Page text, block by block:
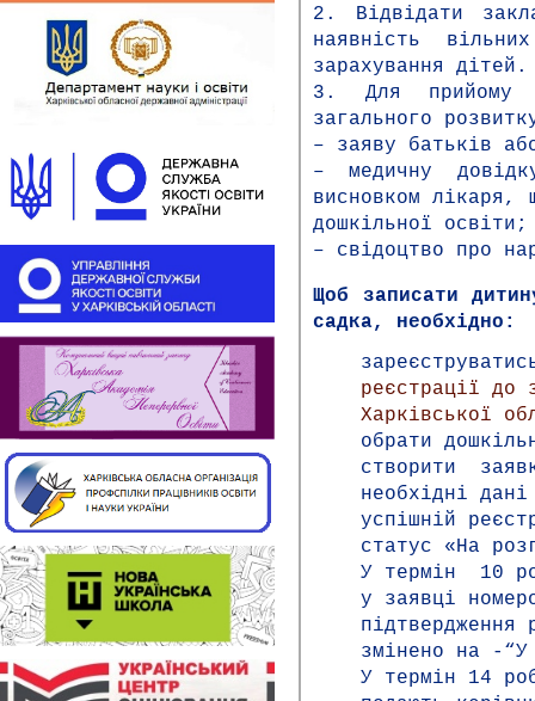
2. Відвідати
наявність
зарахування дітей.
3. Для прийому
загального
– заяву батьків
– медичну
висновком лікаря,
дошкільної освіти;
– свідоцтво про
Щоб записати
садка, необхідно:
реєстрації до
Харківської
обрати
створити
необхідні
успішній
статус «На
У термін 10
у заявці
змінено на -
У термін 14